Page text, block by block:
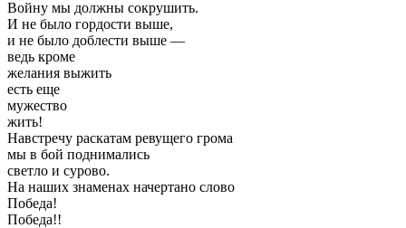
Войну мы должны сокрушить.
И не было гордости выше,
и не было доблести выше —
ведь кроме
желания выжить
есть еще
мужество
жить!
Навстречу раскатам ревущего грома
мы в бой поднимались
светло и сурово.
На наших знаменах начертано слово
Победа!
Победа!!